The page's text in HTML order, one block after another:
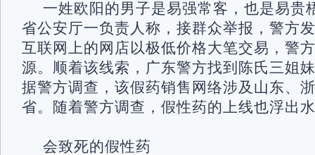
一姓欧阳的男子是易强常客，也是易贵
省公安厅一负责人称，接群众举报，警方
互联网上的网店以极低价格大笔交易，警
源。顺着该线索，广东警方找到陈氏三姐
据警方调查，该假药销售网络涉及山东、
省。随着警方调查，假性药的上线也浮出
会致死的假性药